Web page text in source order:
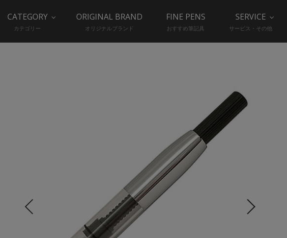
CATEGORY
カテゴリー
ORIGINAL BRAND
オリジナルブランド
FINE PENS
おすすめ筆記具
SERVICE
サービス・その他